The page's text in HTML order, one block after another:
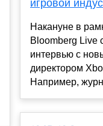
игровой
Накануне в
Bloomberg Live
интервью с
директором
Например,